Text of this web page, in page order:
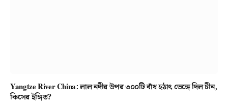
Yangtze River China: লাল নদীর উপর ৩০০টি বাঁধ হঠাৎ ভেঙ্গে দিল চীন,
কিসের ইঙ্গিত?